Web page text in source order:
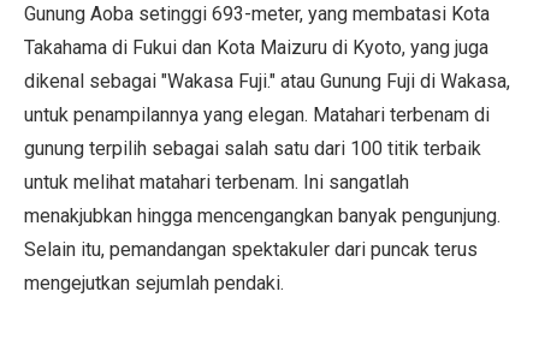
Gunung Aoba setinggi 693-meter, yang membatasi Kota
Takahama di Fukui dan Kota Maizuru di Kyoto, yang juga
dikenal sebagai "Wakasa Fuji." atau Gunung Fuji di Wakasa,
untuk penampilannya yang elegan. Matahari terbenam di
gunung terpilih sebagai salah satu dari 100 titik terbaik
untuk melihat matahari terbenam. Ini sangatlah
menakjubkan hingga mencengangkan banyak pengunjung.
Selain itu, pemandangan spektakuler dari puncak terus
mengejutkan sejumlah pendaki.